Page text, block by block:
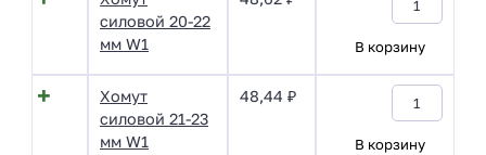
силовой 20-22
мм W1
В корзину
Хомут
силовой 21-23
мм W1
48,44 ₽
В корзину